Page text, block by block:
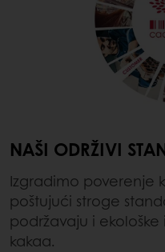
NAŠI ODRŽIVI
Izgradimo poverenje
poštujući stroge
podržavaju i
kakaa.